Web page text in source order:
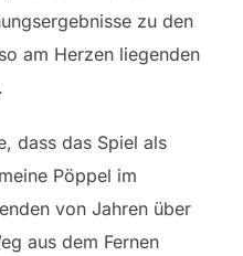
zu den
am Herzen liegenden
dass das Spiel als
Pöppel im
von Jahren über
aus dem Fernen